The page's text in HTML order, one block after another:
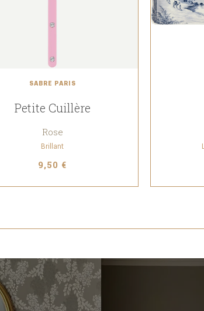
SABRE PARIS
Petite Cuillère
Rose
Brillant
9,50 €